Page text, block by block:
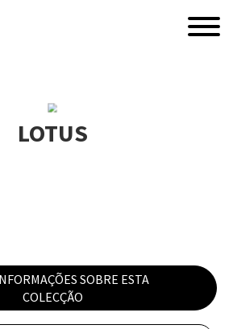
LOTUS
SOBRE ESTA
COLECÇÃO